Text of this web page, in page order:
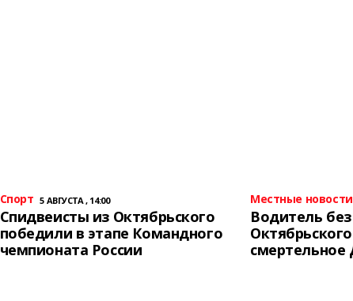
Спорт 5 АВГУСТА , 14:00
Спидвеисты из Октябрьского
победили в этапе Командного
чемпионата России
Местные новости
Водитель